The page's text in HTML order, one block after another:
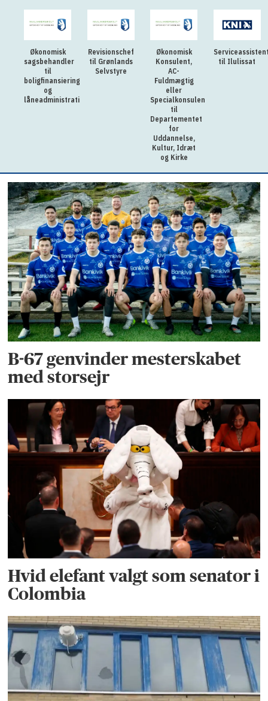
Økonomisk
sagsbehandler
til
boligfinansiering
og
låneadministration
Revisionschef
til Grønlands
Selvstyre
Økonomisk
Konsulent,
AC-
Fuldmægtig
eller
Specialkonsulent
til
Departementet
for
Uddannelse,
Kultur, Idræt
og Kirke
til Ilulissat
B-67 genvinder mesterskabet
med storsejr
Hvid elefant valgt som senator i
Colombia